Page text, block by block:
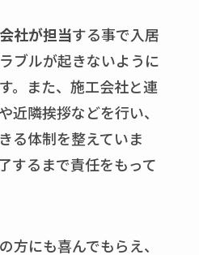
社が担当する事で入居
ブルが起きないように
。また、施工会社と連
近隣挨拶などを行い、
る体制を整えていま
するまで責任をもって
方にも喜んでもらえ、